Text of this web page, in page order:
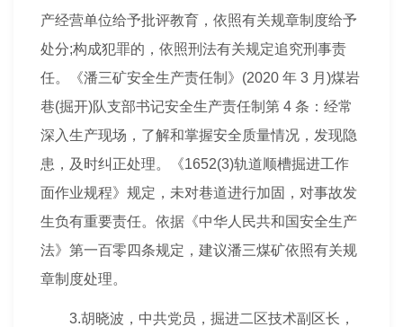
产经营单位给予批评教育，依照有关规章制度给予
处分;构成犯罪的，依照刑法有关规定追究刑事责
任。《潘三矿安全生产责任制》(2020 年 3 月)煤岩
巷(掘开)队支部书记安全生产责任制第 4 条：经常
深入生产现场，了解和掌握安全质量情况，发现隐
患，及时纠正处理。《1652(3)轨道顺槽掘进工作
面作业规程》规定，未对巷道进行加固，对事故发
生负有重要责任。依据《中华人民共和国安全生产
法》第一百零四条规定，建议潘三煤矿依照有关规
章制度处理。
3.胡晓波，中共党员，掘进二区技术副区长，